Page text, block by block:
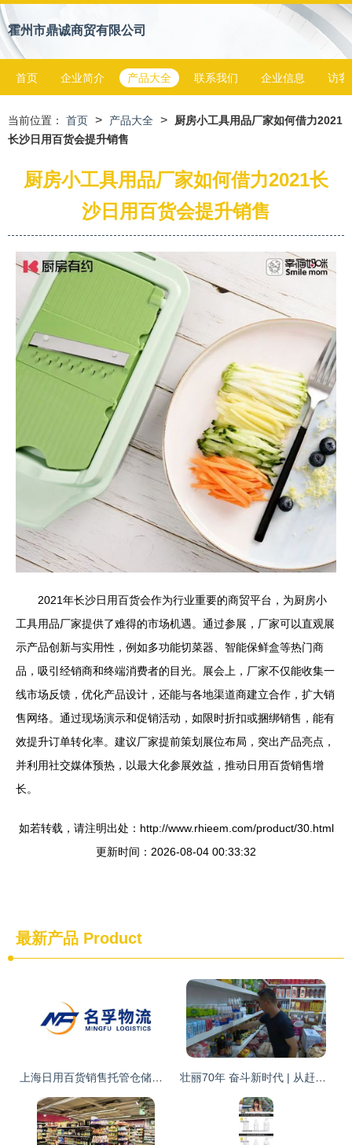
霍州市鼎诚商贸有限公司
首页 企业简介 产品大全 联系我们 企业信息 访客
当前位置： 首页 > 产品大全 >
厨房小工具用品厂家如何借力2021
长沙日用百货会提升销售
厨房小工具用品厂家如何借力2021长
沙日用百货会提升销售
2021年长沙日用百货会作为行业重要的商贸平台，为厨房小
工具用品厂家提供了难得的市场机遇。通过参展，厂家可以直观展
示产品创新与实用性，例如多功能切菜器、智能保鲜盒等热门商
品，吸引经销商和终端消费者的目光。展会上，厂家不仅能收集一
线市场反馈，优化产品设计，还能与各地渠道商建立合作，扩大销
售网络。通过现场演示和促销活动，如限时折扣或捆绑销售，能有
效提升订单转化率。建议厂家提前策划展位布局，突出产品亮点，
并利用社交媒体预热，以最大化参展效益，推动日用百货销售增
长。
如若转载，请注明出处：http://www.rhieem.com/product/30.html
更新时间：2026-08-04 00:33:32
最新产品 Product